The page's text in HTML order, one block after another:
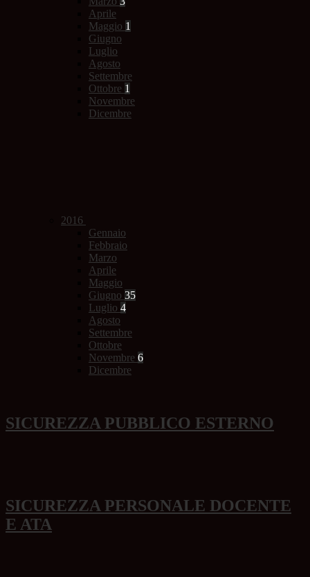
Aprile
Maggio 1
Giugno
Luglio
Agosto
Settembre
Ottobre 1
Novembre
Dicembre
2016
Gennaio
Febbraio
Marzo
Aprile
Maggio
Giugno 35
Luglio 4
Agosto
Settembre
Ottobre
Novembre 6
Dicembre
SICUREZZA PUBBLICO ESTERNO
SICUREZZA PERSONALE DOCENTE
E ATA